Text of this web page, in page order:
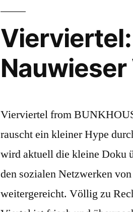
Vierviertel from
rauscht ein kleiner Hype
wird aktuell die kleine Doku
den sozialen Netzwerken
weitergereicht. Völlig zu